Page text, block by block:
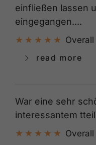
einfließen lassen
eingegangen....
read more
War eine sehr
interessantem